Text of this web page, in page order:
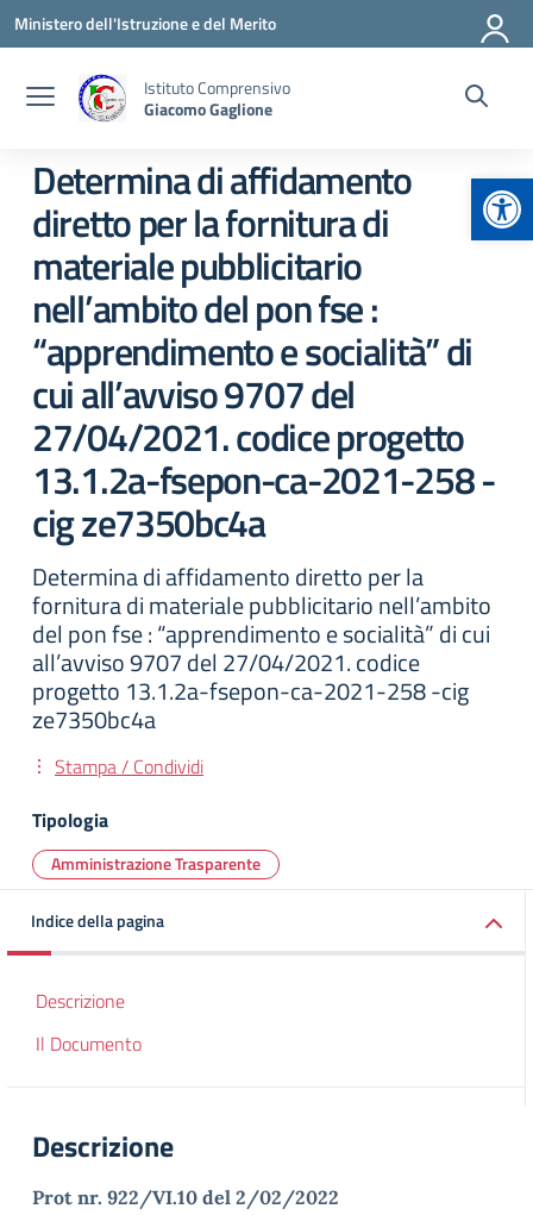
Vai ai contenuti
Vai al menu di navigazione
Vai al footer
Ministero dell'Istruzione e del Merito
Istituto Comprensivo
Giacomo Gaglione
Determina di affidamento
diretto per la fornitura di
materiale pubblicitario
nell’ambito del pon fse :
“apprendimento e socialità” di
cui all’avviso 9707 del
27/04/2021. codice progetto
13.1.2a-fsepon-ca-2021-258 -
cig ze7350bc4a
Determina di affidamento diretto per la
fornitura di materiale pubblicitario nell’ambito
del pon fse : “apprendimento e socialità” di cui
all’avviso 9707 del 27/04/2021. codice
progetto 13.1.2a-fsepon-ca-2021-258 -cig
ze7350bc4a
Stampa / Condividi
Tipologia
Amministrazione Trasparente
Indice della pagina
Descrizione
Il Documento
Descrizione
Prot nr. 922/VI.10 del 2/02/2022